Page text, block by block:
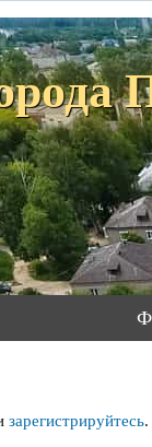
зарегистрируйтесь.